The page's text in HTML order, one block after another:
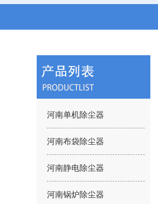
河南单机除尘器
河南布袋除尘器
河南静电除尘器
河南锅炉除尘器